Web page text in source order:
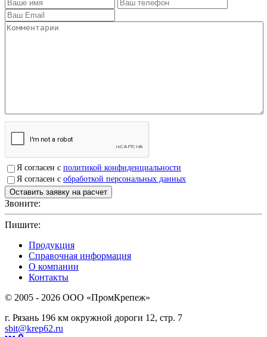
Я согласен с политикой конфиденциальности
Я согласен с обработкой персональных данных
Звоните:
Пишите:
Продукция
Справочная информация
О компании
Контакты
© 2005 - 2026 OOO «ПромКрепеж»
г. Рязань 196 км окружной дороги 12, стр. 7
sbit@krep62.ru